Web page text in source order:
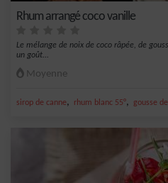
Rhum arrangé coco vanille
Le mélange de noix de coco râpée, de
un goût...
Moyenne
sirop de canne, rhum blanc 55°, gousse